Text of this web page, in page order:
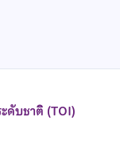
ดับชาติ (TOI)